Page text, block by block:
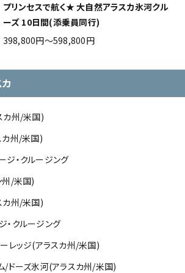
プリンセスで航く★ 大自然アラスカ氷河クル
ーズ 10日間(添乗員同行)
398,800円～598,800円
カ州/米国)
カ州/米国)
ジ・クルージング
州/米国)
カ州/米国)
・クルージング
ーレッジ(アラスカ州/米国)
/ドーズ氷河(アラスカ州/米国)